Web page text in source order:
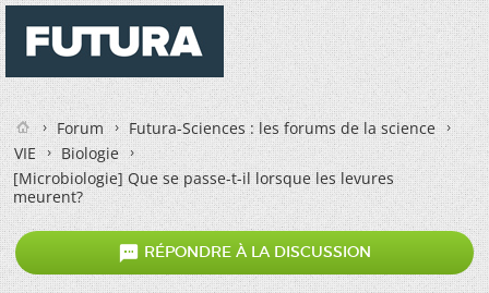
Forum
Futura-Sciences : les forums de la science
VIE
Biologie
[Microbiologie]Que se passe-t-il lorsque les levures
meurent?
 RÉPONDRE À LA DISCUSSION